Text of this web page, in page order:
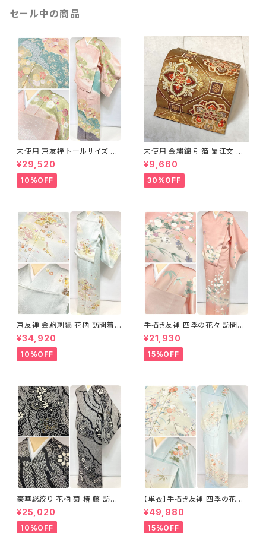
セール中の商品
未使用 京友禅 トールサイズ 染
め分け 金彩 訪問着 袷 正絹 ピ
ンク 黄緑 紫 黄色 1438
¥29,520
10%OFF
未使用 金繍錦 引箔 蜀江文 唐
織 華紋 袋帯 正絹 金糸 ゴール
ド 赤 紫 710
¥9,660
30%OFF
京友禅 金駒刺繍 花柄 訪問着
正絹 水色 黄緑 パステルカラー
アイスグリーン 1433
¥34,920
10%OFF
手描き友禅 四季の花々 訪問着
袷 正絹 サーモンピンク クリー
ム 白 桃花色 1434
¥21,930
15%OFF
豪華総絞り 花柄 菊 椿 藤 訪問
着 鹿の子絞り ラメ 正絹 黒 白
グレー 1435
¥25,020
10%OFF
【単衣】手描き友禅 四季の花々
正絹 訪問着 水色 黄緑 白 パス
テルカラー 1431
¥49,980
15%OFF